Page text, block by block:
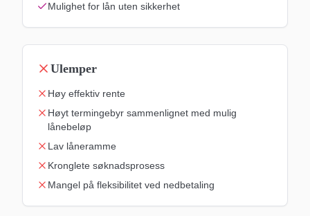
Mulighet for lån uten sikkerhet
Ulemper
Høy effektiv rente
Høyt termingebyr sammenlignet med mulig
lånebeløp
Lav låneramme
Kronglete søknadsprosess
Mangel på fleksibilitet ved nedbetaling